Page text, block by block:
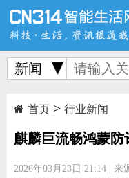
首页
新闻
首页> 行业新闻
麒麟巨流畅鸿蒙防
2026年03月23日 21:14| 来